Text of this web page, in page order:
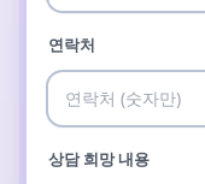
연락처
상담 희망 내용